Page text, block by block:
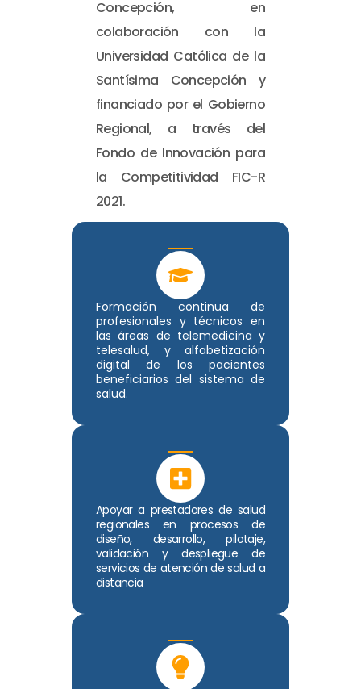
Formación continua de
profesionales y técnicos en
las áreas de telemedicina y
telesalud, y alfabetización
digital de los pacientes
beneficiarios del sistema de
salud.
Apoyar a prestadores de salud
regionales en procesos de
diseño, desarrollo, pilotaje,
validación y despliegue de
servicios de atención de salud a
distancia
Concepción, en
colaboración con la
Universidad Católica de la
Santísima Concepción y
financiado por el Gobierno
Regional, a través del
Fondo de Innovación para
la Competitividad FIC-R
2021.